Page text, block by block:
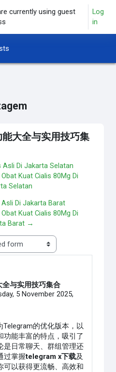
currently using guest
Log
in
大全与实用技巧集
Di Jakarta Selatan
Kuat Cialis 80Mg Di
Selatan
Di Jakarta Barat
Kuat Cialis 80Mg Di
Barat →
与实用技巧集合
5 November 2025,
Telegram的优化版本，以
功能丰富的特点，吸引了
是日常聊天、群组管理还
过掌握telegram x下载及
可以获得更流畅、高效和